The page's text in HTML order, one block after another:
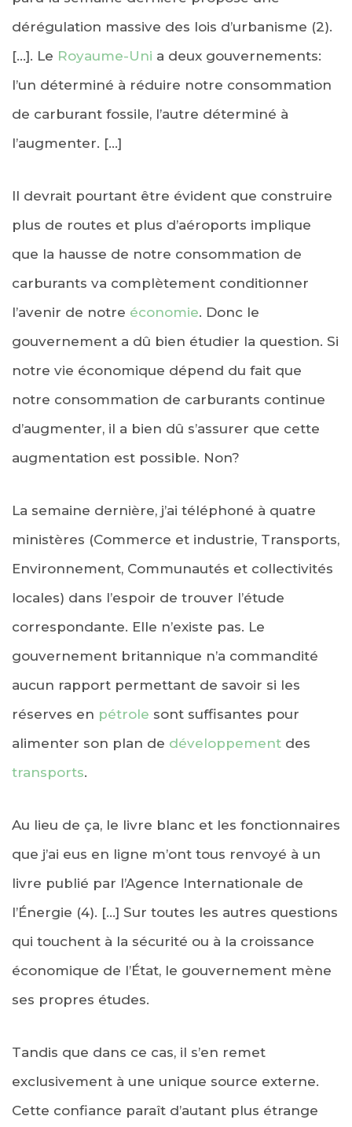
dérégulation massive des lois d’urbanisme (2).
[…]. Le Royaume-Uni a deux gouvernements:
l’un déterminé à réduire notre consommation
de carburant fossile, l’autre déterminé à
l’augmenter. […]
Il devrait pourtant être évident que construire
plus de routes et plus d’aéroports implique
que la hausse de notre consommation de
carburants va complètement conditionner
l’avenir de notre économie. Donc le
gouvernement a dû bien étudier la question. Si
notre vie économique dépend du fait que
notre consommation de carburants continue
d’augmenter, il a bien dû s’assurer que cette
augmentation est possible. Non?
La semaine dernière, j’ai téléphoné à quatre
ministères (Commerce et industrie, Transports,
Environnement, Communautés et collectivités
locales) dans l’espoir de trouver l’étude
correspondante. Elle n’existe pas. Le
gouvernement britannique n’a commandité
aucun rapport permettant de savoir si les
réserves en pétrole sont suffisantes pour
alimenter son plan de développement des
transports.
Au lieu de ça, le livre blanc et les fonctionnaires
que j’ai eus en ligne m’ont tous renvoyé à un
livre publié par l’Agence Internationale de
l’Énergie (4). […] Sur toutes les autres questions
qui touchent à la sécurité ou à la croissance
économique de l’État, le gouvernement mène
ses propres études.
Tandis que dans ce cas, il s’en remet
exclusivement à une unique source externe.
Cette confiance paraît d’autant plus étrange